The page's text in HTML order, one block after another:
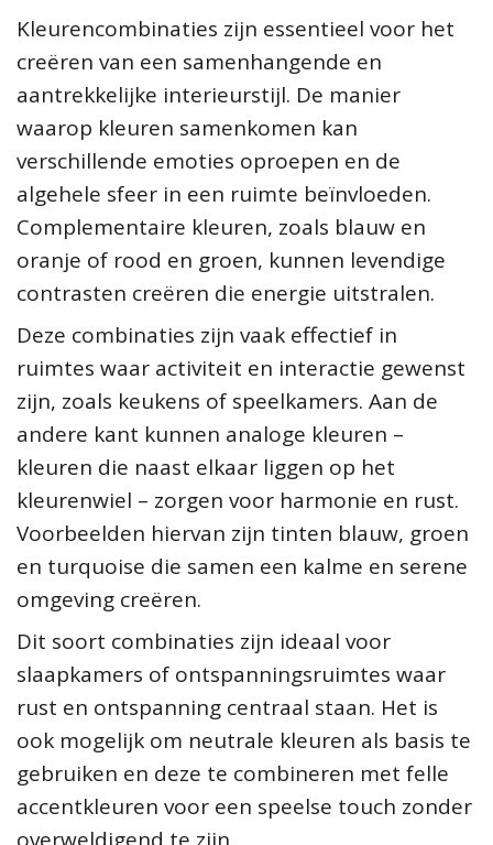
Kleurencombinaties zijn essentieel voor het
creëren van een samenhangende en
aantrekkelijke interieurstijl. De manier
waarop kleuren samenkomen kan
verschillende emoties oproepen en de
algehele sfeer in een ruimte beïnvloeden.
Complementaire kleuren, zoals blauw en
oranje of rood en groen, kunnen levendige
contrasten creëren die energie uitstralen.
Deze combinaties zijn vaak effectief in
ruimtes waar activiteit en interactie gewenst
zijn, zoals keukens of speelkamers. Aan de
andere kant kunnen analoge kleuren –
kleuren die naast elkaar liggen op het
kleurenwiel – zorgen voor harmonie en rust.
Voorbeelden hiervan zijn tinten blauw, groen
en turquoise die samen een kalme en serene
omgeving creëren.
Dit soort combinaties zijn ideaal voor
slaapkamers of ontspanningsruimtes waar
rust en ontspanning centraal staan. Het is
ook mogelijk om neutrale kleuren als basis te
gebruiken en deze te combineren met felle
accentkleuren voor een speelse touch zonder
overweldigend te zijn.